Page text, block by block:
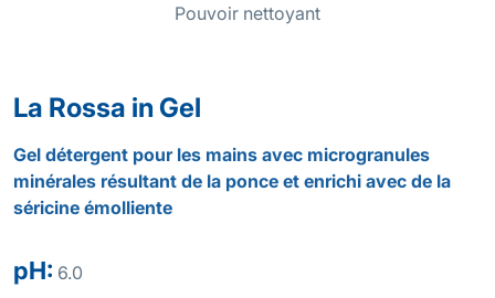
Pouvoir nettoyant
La Rossa in Gel
Gel détergent pour les mains avec microgranules
minérales résultant de la ponce et enrichi avec de la
séricine émolliente
pH: 6.0